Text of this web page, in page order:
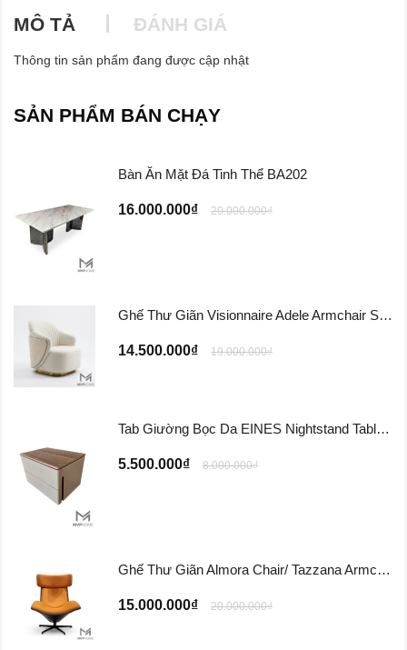
MÔ TẢ ĐÁNH GIÁ
Thông tin sản phẩm đang được cập nhật
SẢN PHẨM BÁN CHẠY
Bàn Ăn Mặt Đá Tinh Thể BA202
16.000.000₫ 20.000.000₫
Ghế Thư Giãn Visionnaire Adele Armchair SFD11
14.500.000₫ 19.000.000₫
Tab Giường Bọc Da EINES Nightstand Table TG122
5.500.000₫ 8.000.000₫
Ghế Thư Giãn Almora Chair/ Tazzana Armchair GTG11
15.000.000₫ 20.000.000₫